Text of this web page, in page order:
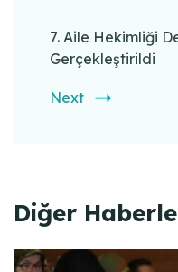
7. Aile Hekimliği
Gerçekleştirildi
Next
Diğer